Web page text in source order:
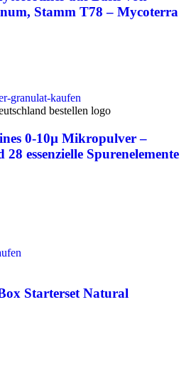
Stamm T78 – Mycoterra
0-10µ Mikropulver –
essenzielle Spurenelemente
Starterset Natural